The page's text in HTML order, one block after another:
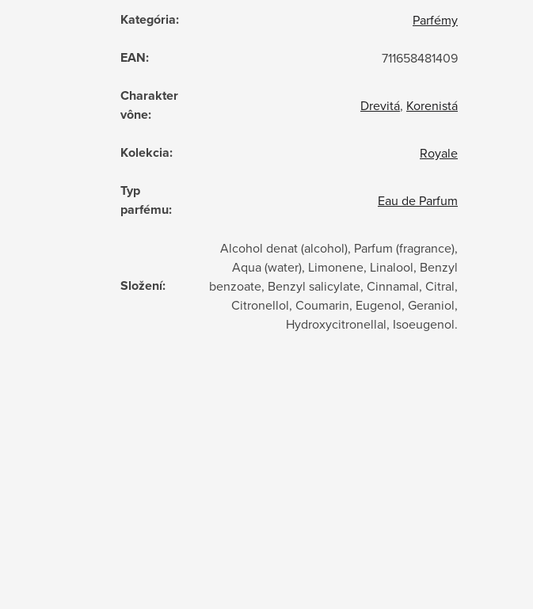
Kategória: Parfémy
EAN: 711658481409
Charakter
vône: Drevitá, Korenistá
Kolekcia: Royale
Typ
parfému: Eau de Parfum
Složení:
Alcohol denat (alcohol), Parfum (fragrance),
Aqua (water), Limonene, Linalool, Benzyl
benzoate, Benzyl salicylate, Cinnamal, Citral,
Citronellol, Coumarin, Eugenol, Geraniol,
Hydroxycitronellal, Isoeugenol.